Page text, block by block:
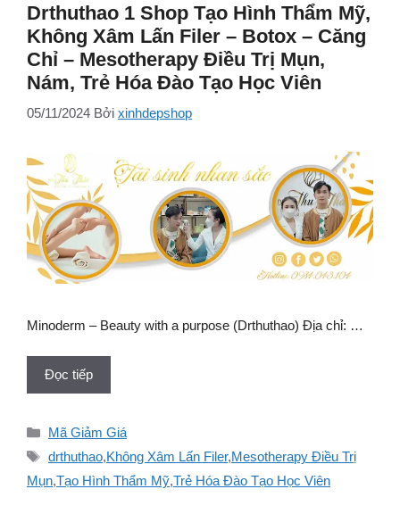
Drthuthao 1 Shop Tạo Hình Thẩm Mỹ,
Không Xâm Lấn Filer – Botox – Căng
Chỉ – Mesotherapy Điều Trị Mụn,
Nám, Trẻ Hóa Đào Tạo Học Viên
05/11/2024 Bởi xinhdepshop
Minoderm – Beauty with a purpose (Drthuthao) Địa chỉ: …
Đọc tiếp
Danh
mục
Mã Giảm Giá
Thẻ
drthuthao,Không Xâm Lấn Filer,Mesotherapy Điều Trị
Mụn,Tạo Hình Thẩm Mỹ,Trẻ Hóa Đào Tạo Học Viên